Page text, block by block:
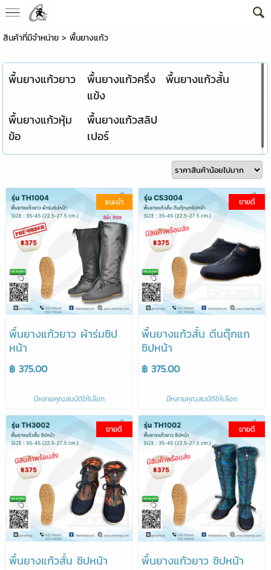
สินค้าที่มีจำหน่าย> พื้นยางแก้ว
พื้นยางแก้วยาว
พื้นยางแก้วครึ่ง
แข้ง
พื้นยางแก้วสั้น
พื้นยางแก้วหุ้ม
ข้อ
พื้นยางแก้วสลิป
เปอร์
แนะนำ
พื้นยางแก้วยาว ผ้าร่มซิป
หน้า
฿ 375.00
มีหลายคุณสมบัติให้เลือก
ขายดี
พื้นยางแก้วสั้น ตีนตุ๊กแก
ซิปหน้า
฿ 375.00
มีหลายคุณสมบัติให้เลือก
ขายดี
พื้นยางแก้วสั้น ซิปหน้า
ขายดี
พื้นยางแก้วยาว ซิปหน้า